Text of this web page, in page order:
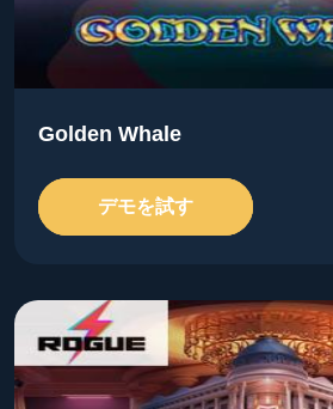
Golden Whale
デモを試す